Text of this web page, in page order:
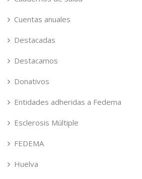
Cuentas anuales
Destacadas
Destacamos
Donativos
Entidades adheridas a Fedema
Esclerosis Múltiple
FEDEMA
Huelva